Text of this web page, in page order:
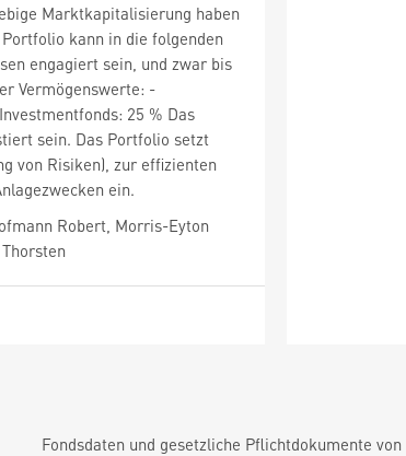
Marktkapitalisierung haben
kann in die folgenden
engagiert sein, und zwar bis
Vermögenswerte: -
25 % Das
sein. Das Portfolio setzt
von Risiken), zur effizienten
ein.
Robert, Morris-Eyton
Fondsdaten und gesetzliche Pflichtdokumente von